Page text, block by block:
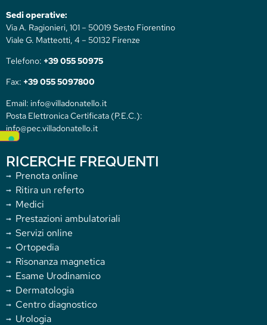
Sedi operative:
Via A. Ragionieri, 101 – 50019 Sesto Fiorentino
Viale G. Matteotti, 4 – 50132 Firenze
Telefono: +39 055 50975
Fax: +39 055 5097800
Email: info@villadonatello.it
Posta Elettronica Certificata (P.E.C.):
info@pec.villadonatello.it
RICERCHE FREQUENTI
Prenota online
Ritira un referto
Medici
Prestazioni ambulatoriali
Servizi online
Ortopedia
Risonanza magnetica
Esame Urodinamico
Dermatologia
Centro diagnostico
Urologia